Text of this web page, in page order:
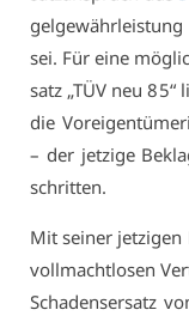
sei. Für ei­ne
satz „TÜV neu
die
– der jet­zi­ge
schrit­ten.
Mit sei­ner jet­zi­gen
voll­macht­lo­sen
Scha­dens­er­satz